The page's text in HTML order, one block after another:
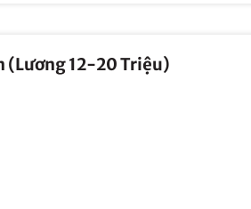
(Lương 12-20 Triệu)